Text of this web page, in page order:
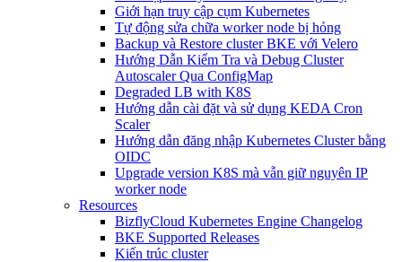
Giới hạn truy cập cụm Kubernetes
Tự động sửa chữa worker node bị hỏng
Backup và Restore cluster BKE với Velero
Hướng Dẫn Kiểm Tra và Debug Cluster
Autoscaler Qua ConfigMap
Degraded LB with K8S
Hướng dẫn cài đặt và sử dụng KEDA Cron
Scaler
Hướng dẫn đăng nhập Kubernetes Cluster bằng
OIDC
Upgrade version K8S mà vẫn giữ nguyên IP
worker node
Resources
BizflyCloud Kubernetes Engine Changelog
BKE Supported Releases
Kiến trúc cluster